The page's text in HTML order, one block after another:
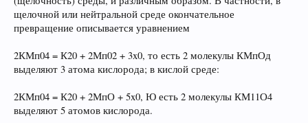
щелочной или нейтральной среде окончательное
превращение описывается уравнением
2КМп04 = К20 + 2Мп02 + 3x0, то есть 2 молекулы КМпОд
выделяют 3 атома кислорода; в кислой среде:
2КМп04 = К20 + 2МпО + 5x0, Ю есть 2 молекулы КМ11О4
выделяют 5 атомов кислорода.